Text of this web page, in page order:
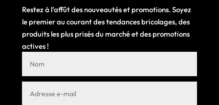
Restez à l’affût des nouveautés et promotions. Soyez
le premier au courant des tendances bricolages, des
produits les plus prisés du marché et des promotions
actives !